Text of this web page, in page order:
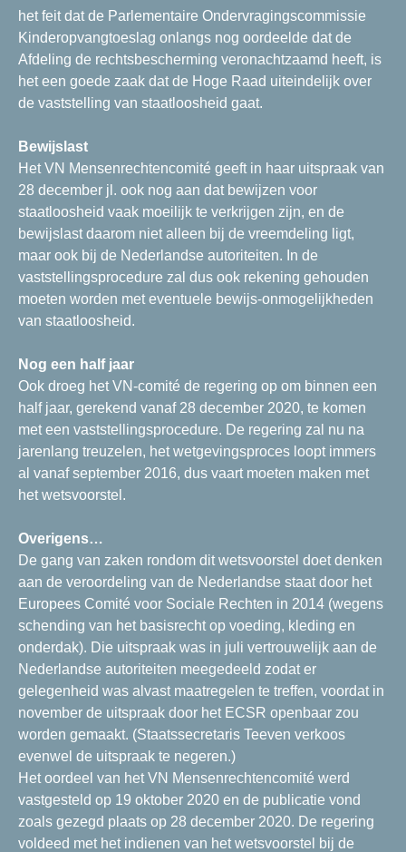
het feit dat de Parlementaire Ondervragingscommissie
Kinderopvangtoeslag onlangs nog oordeelde dat de
Afdeling de rechtsbescherming veronachtzaamd heeft, is
het een goede zaak dat de Hoge Raad uiteindelijk over
de vaststelling van staatloosheid gaat.
Bewijslast
Het VN Mensenrechtencomité geeft in haar uitspraak van
28 december jl. ook nog aan dat bewijzen voor
staatloosheid vaak moeilijk te verkrijgen zijn, en de
bewijslast daarom niet alleen bij de vreemdeling ligt,
maar ook bij de Nederlandse autoriteiten. In de
vaststellingsprocedure zal dus ook rekening gehouden
moeten worden met eventuele bewijs-onmogelijkheden
van staatloosheid.
Nog een half jaar
Ook droeg het VN-comité de regering op om binnen een
half jaar, gerekend vanaf 28 december 2020, te komen
met een vaststellingsprocedure. De regering zal nu na
jarenlang treuzelen, het wetgevingsproces loopt immers
al vanaf september 2016, dus vaart moeten maken met
het wetsvoorstel.
Overigens…
De gang van zaken rondom dit wetsvoorstel doet denken
aan de veroordeling van de Nederlandse staat door het
Europees Comité voor Sociale Rechten in 2014 (wegens
schending van het basisrecht op voeding, kleding en
onderdak). Die uitspraak was in juli vertrouwelijk aan de
Nederlandse autoriteiten meegedeeld zodat er
gelegenheid was alvast maatregelen te treffen, voordat in
november de uitspraak door het ECSR openbaar zou
worden gemaakt. (Staatssecretaris Teeven verkoos
evenwel de uitspraak te negeren.)
Het oordeel van het VN Mensenrechtencomité werd
vastgesteld op 19 oktober 2020 en de publicatie vond
zoals gezegd plaats op 28 december 2020. De regering
voldeed met het indienen van het wetsvoorstel bij de